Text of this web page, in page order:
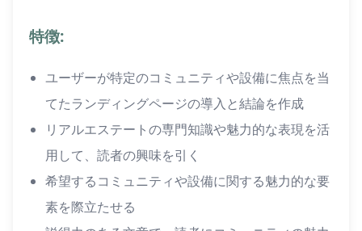
特徴:
ユーザーが特定のコミュニティや設備に焦点を当
てたランディングページの導入と結論を作成
リアルエステートの専門知識や魅力的な表現を活
用して、読者の興味を引く
希望するコミュニティや設備に関する魅力的な要
素を際立たせる